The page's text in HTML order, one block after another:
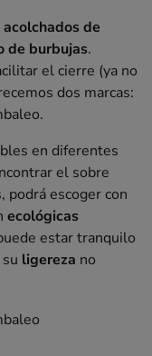
de
de burbujas.
el cierre (ya no
dos marcas:
en diferentes
el sobre
podrá escoger con
ecológicas
estar tranquilo
ligereza no